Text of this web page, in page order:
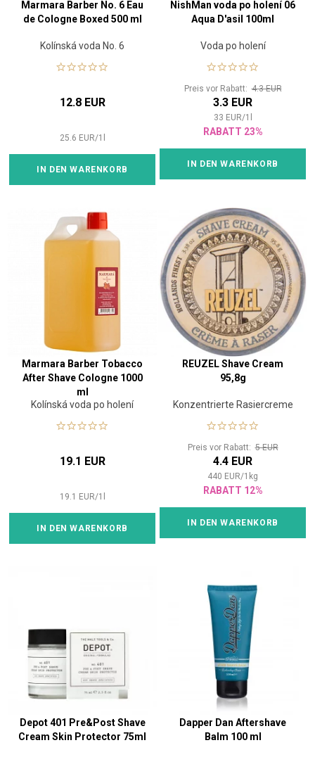
Marmara Barber No. 6 Eau
de Cologne Boxed 500 ml
Kolínská voda No. 6
12.8 EUR
25.6 EUR/1
IN DEN WARENKORB
NishMan voda po holení 06
Aqua D'asil 100ml
Voda po holení
Preis vor Rabatt:4.3 EUR
3.3 EUR
33 EUR/1
RABATT 23%
IN DEN WARENKORB
Marmara Barber Tobacco
After Shave Cologne 1000
ml
Kolínská voda po holení
19.1 EUR
19.1 EUR/1
IN DEN WARENKORB
REUZEL Shave Cream
95,8g
Konzentrierte Rasiercreme
Preis vor Rabatt:5 EUR
4.4 EUR
440 EUR/1 kg
RABATT 12%
IN DEN WARENKORB
Depot 401 Pre&Post Shave
Cream Skin Protector 75ml
Dapper Dan Aftershave
Balm 100 ml